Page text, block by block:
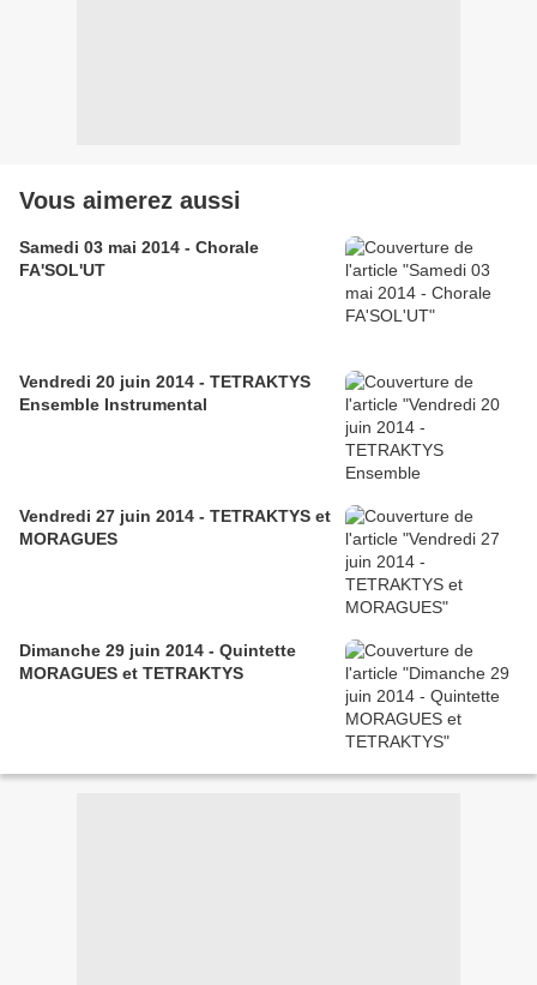
Vous aimerez aussi
Samedi 03 mai 2014 - Chorale
FA'SOL'UT
Vendredi 20 juin 2014 - TETRAKTYS
Ensemble Instrumental
Vendredi 27 juin 2014 - TETRAKTYS et
MORAGUES
Dimanche 29 juin 2014 - Quintette
MORAGUES et TETRAKTYS